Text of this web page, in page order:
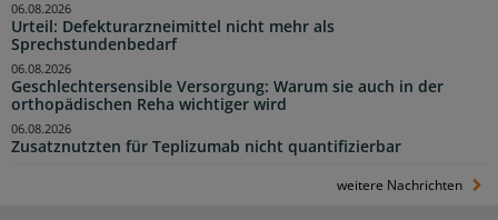
Urteil: Defekturarzneimittel nicht mehr als
Sprechstundenbedarf
06.08.2026
Geschlechtersensible Versorgung: Warum sie auch in der
orthopädischen Reha wichtiger wird
06.08.2026
Zusatznutzten für Teplizumab nicht quantifizierbar
06.08.2026
weitere Nachrichten